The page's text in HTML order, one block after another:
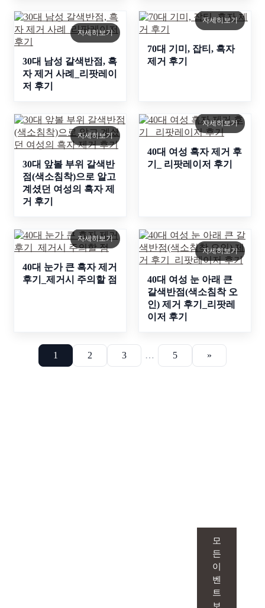
자세히보기
30대 남성 갈색반점, 흑
자 제거 사례_리팟레이
저 후기
자세히보기
70대 기미, 잡티, 흑자
제거 후기
자세히보기
30대 앞볼 부위 갈색반
점(색소침착)으로 알고
계셨던 여성의 흑자 제
거 후기
자세히보기
40대 여성 흑자 제거 후
기_ 리팟레이저 후기
자세히보기
40대 눈가 큰 흑자 제거
후기_제거시 주의할 점
자세히보기
40대 여성 눈 아래 큰
갈색반점(색소침착 오
인) 제거 후기_리팟레
이저 후기
1 2 3 … 5 »
모
든
이
벤
트
보